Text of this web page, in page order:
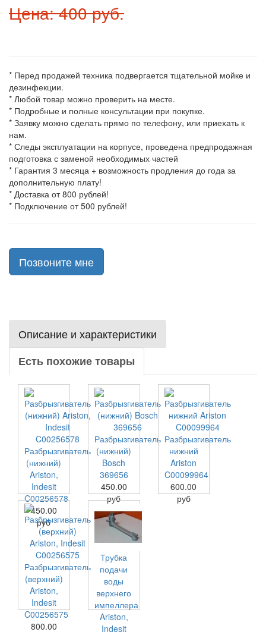
Цена: 400 руб.
* Перед продажей техника подвергается тщательной мойке и
дезинфекции.
* Любой товар можно проверить на месте.
* Подробные и полные консультации при покупке.
* Заявку можно сделать прямо по телефону, или приехать к
нам.
* Следы эксплуатации на корпусе, проведена предпродажная
подготовка с заменой необходимых частей
* Гарантия 3 месяца + возможность продления до года за
дополнительную плату!
* Доставка от 800 рублей!
* Подключение от 500 рублей!
Позвоните мне
Описание и характеристики
Есть похожие товары
Разбрызгиватель
(нижний)
Ariston,
Indesit
C00256578
450.00
руб
Разбрызгиватель
(нижний)
Bosch
369656
450.00
руб
Разбрызгиватель
нижний
Ariston
C00099964
600.00
руб
Разбрызгиватель
(верхний)
Ariston,
Indesit
C00256575
800.00
Трубка
подачи
воды
верхнего
импеллера
Ariston,
Indesit